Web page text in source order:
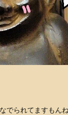
でられてますもんね